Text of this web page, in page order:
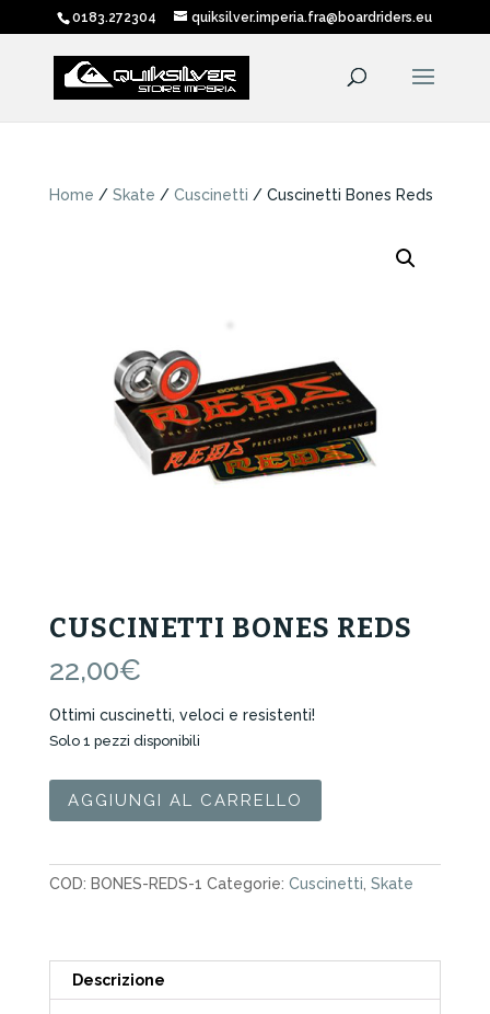
0183.272304 quiksilver.imperia.fra@boardriders.eu
Home / Skate / Cuscinetti / Cuscinetti Bones Reds
CUSCINETTI BONES REDS
22,00€
Ottimi cuscinetti, veloci e resistenti!
Solo 1 pezzi disponibili
Cuscinetti
Bones
quantità
AGGIUNGI AL CARRELLO
COD: BONES-REDS-1 Categorie: Cuscinetti, Skate
Descrizione